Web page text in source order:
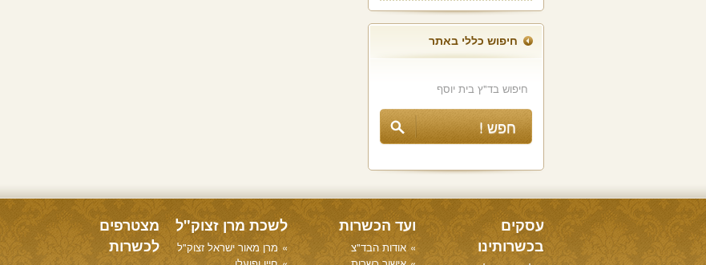
חיפוש כללי באתר
עסקים
בכשרותינו
ועד הכשרות
אודות הבד"צ
לשכת מרן זצוק"ל
מרן מאור ישראל זצוק"ל
מצטרפים
לכשרות